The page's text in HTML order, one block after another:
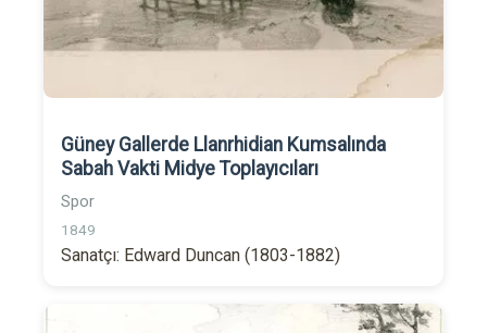
Güney Gallerde Llanrhidian Kumsalında
Sabah Vakti Midye Toplayıcıları
Spor
1849
Sanatçı: Edward Duncan (1803-1882)